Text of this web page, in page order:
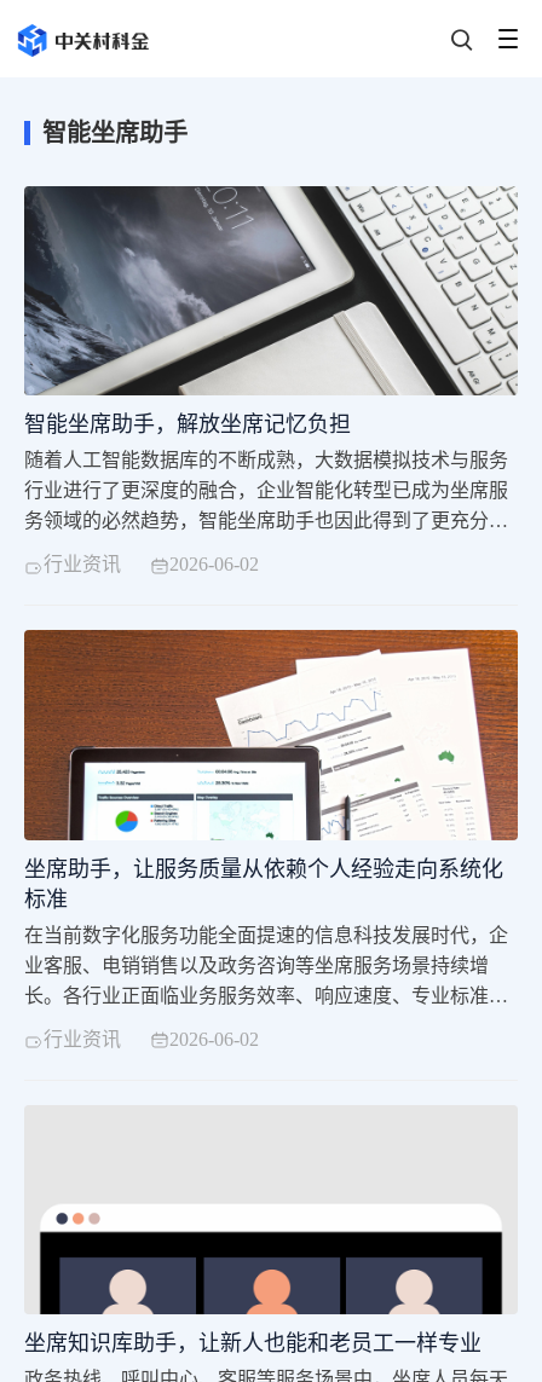
智能坐席助手
智能坐席助手，解放坐席记忆负担
随着人工智能数据库的不断成熟，大数据模拟技术与服务
行业进行了更深度的融合，企业智能化转型已成为坐席服
务领域的必然趋势，智能坐席助手也因此得到了更充分的
运用。在传统坐席服务模式中，坐席人员需要花费大量工
作时间记忆繁杂的业务知识，梳理繁琐的工作流程，同时
员的综合能力构成巨大挑战。随着企业规模不断增长，企
业对坐席服务的专业性、高效性、合规性要求也在持续提
行业资讯 2026-06-02
坐席助手，让服务质量从依赖个人经验走向系统化
标准
在当前数字化服务功能全面提速的信息科技发展时代，企
业客服、电销销售以及政务咨询等坐席服务场景持续增
长。各行业正面临业务服务效率、响应速度、专业标准与
用户体验之间的多重考验。面对海量客户咨询，坐席人员
行业资讯 2026-06-02
坐席知识库助手，让新人也能和老员工一样专业